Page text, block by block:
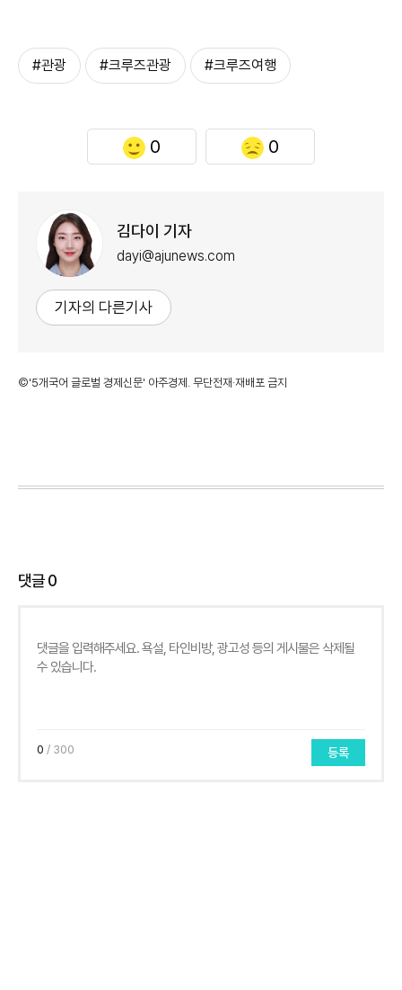
#관광 #크루즈관광 #크루즈여행
0 0
김다이 기자
dayi@ajunews.com
기자의 다른기사
©'5개국어 글로벌 경제신문' 아주경제. 무단전재·재배포 금지
댓글0
0 / 300 등록